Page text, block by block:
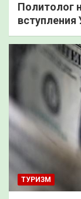
Политолог
ТУРИЗМ